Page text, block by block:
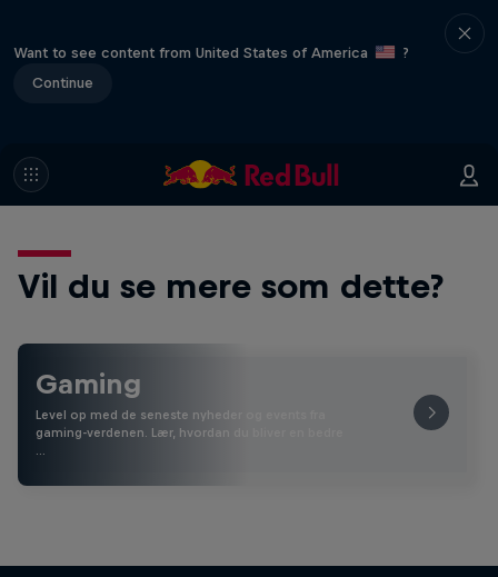
Want to see content from United States of America
?
Continue
Vil du se mere som dette?
Gaming
Level op med de seneste nyheder og events fra
gaming-verdenen. Lær, hvordan du bliver en bedre